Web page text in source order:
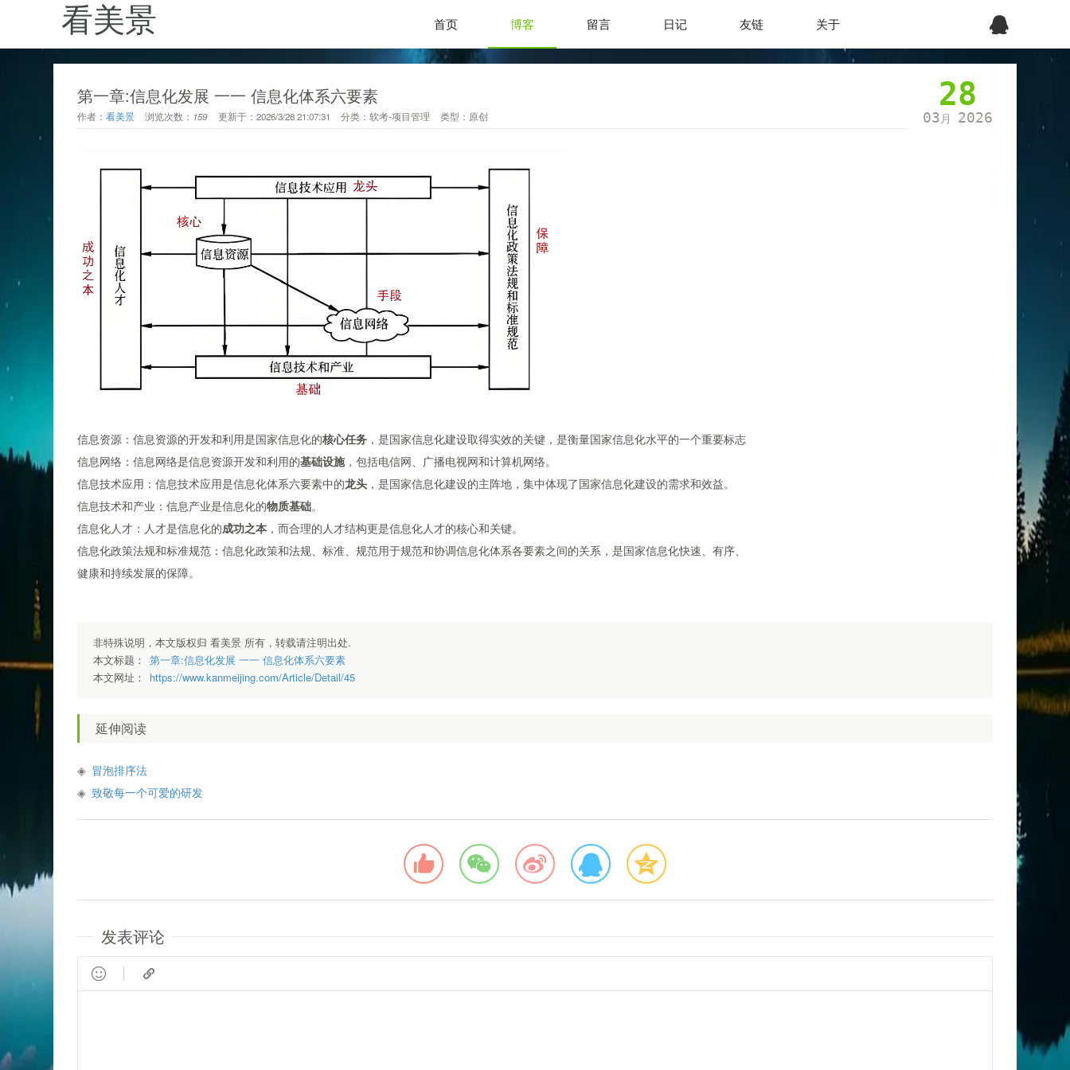
看美景 首页 博客 留言 日记 友链 关于
第一章:信息化发展 一一 信息化体系六要素
作者：看美景 浏览次数： 159 更新于：2026/3/28 21:07:31 分类：软考-项目管理 类型： 原创
28
03 月 2026
信息资源：信息资源的开发和利用是国家信息化的核心任务 ，是国家信息化建设取得实效的关键，是衡量国家信息化水平的一个重要标志
信息网络：信息网络是信息资源开发和利用的基础设施，包括电信网、广播电视网和计算机网络。
信息技术应用：信息技术应用是信息化体系六要素中的龙头 ，是国家信息化建设的主阵地，集中体现了国家信息化建设的需求和效益。
信息技术和产业：信息产业是信息化的物质基础。
信息化人才： 人才是信息化的成功之本 ，而合理的人才结构更是信息化人才的核心和关键。
信息化政策法规和标准规范：信息化政策和法规、标准、规范用于规范和协调信息化体系各要素之间的关系，是国家信息化快速、有序、
健康和持续发展的保障。
非特殊说明，本文版权归 看美景 所有，转载请注明出处.
本文标题： 第一章:信息化发展 一一 信息化体系六要素
本文网址：
https://www.kanmeijing.com/Article/Detail/45
延伸阅读
冒泡排序法
致敬每一个可爱的研发
发表评论
 